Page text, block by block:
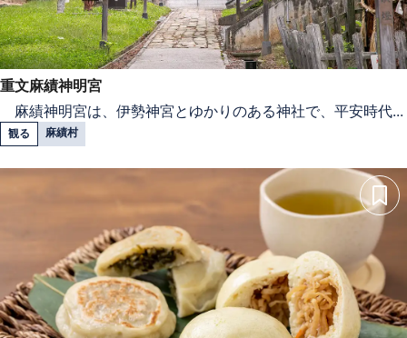
重文麻績神明宮
麻績神明宮は、伊勢神宮とゆかりのある神社で、平安時代...
観る 麻績村